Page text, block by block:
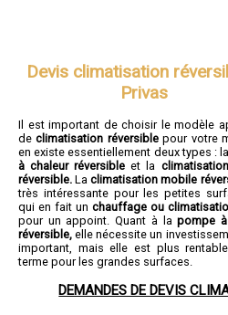
Devis climatisation
Privas
Il est important de choisir le modèle
declimatisation réversiblepour votre
en existe essentiellement deux types : la
à chaleur réversible et la
réversible.Laclimatisation mobile
très intéressante pour les petites
qui en fait un chauffage ou
pour un appoint. Quant à lapompe
réversible, elle nécessite un
important, mais elle est plus
terme pour les grandes surfaces.
DEMANDES DE DEVIS